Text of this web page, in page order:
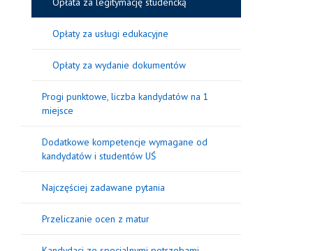
Opłaty za usługi edukacyjne
Opłaty za wydanie dokumentów
Progi punktowe, liczba kandydatów na 1
miejsce
Dodatkowe kompetencje wymagane od
kandydatów i studentów UŚ
Najczęściej zadawane pytania
Przeliczanie ocen z matur